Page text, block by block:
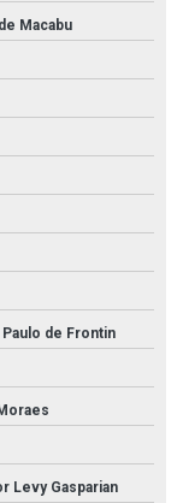
Macabu
de Frontin
Levy Gasparian